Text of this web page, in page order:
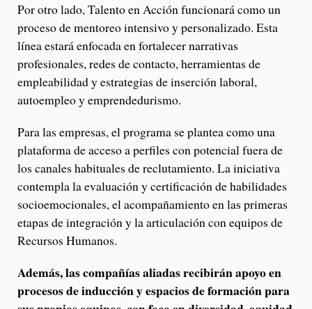
Por otro lado, Talento en Acción funcionará como un
proceso de mentoreo intensivo y personalizado. Esta
línea estará enfocada en fortalecer narrativas
profesionales, redes de contacto, herramientas de
empleabilidad y estrategias de inserción laboral,
autoempleo y emprendedurismo.
Para las empresas, el programa se plantea como una
plataforma de acceso a perfiles con potencial fuera de
los canales habituales de reclutamiento. La iniciativa
contempla la evaluación y certificación de habilidades
socioemocionales, el acompañamiento en las primeras
etapas de integración y la articulación con equipos de
Recursos Humanos.
Además, las compañías aliadas recibirán apoyo en
procesos de inducción y espacios de formación para